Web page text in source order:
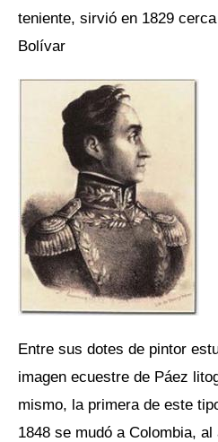
teniente, sirvió en 1829
Bolívar
Entre sus dotes de pintor
imagen ecuestre de Páez
mismo, la primera de este
1848 se mudó a Colombia,